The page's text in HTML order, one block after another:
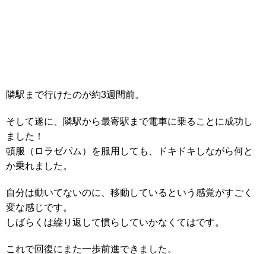
隣駅まで行けたのが約3週間前。
そして遂に、隣駅から最寄駅まで電車に乗ることに成功し
ました！
頓服（ロラゼパム）を服用しても、ドキドキしながら何と
か乗れました。
自分は動いてないのに、移動しているという感覚がすごく
変な感じです。
しばらくは繰り返して慣らしていかなくてはです。
これで回復にまた一歩前進できました。